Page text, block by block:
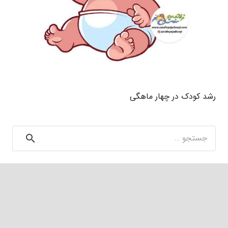
رشد کودک در چهار ماهگی
برای: